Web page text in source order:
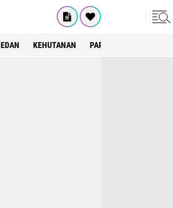
KEHUTANAN PARIWISATA